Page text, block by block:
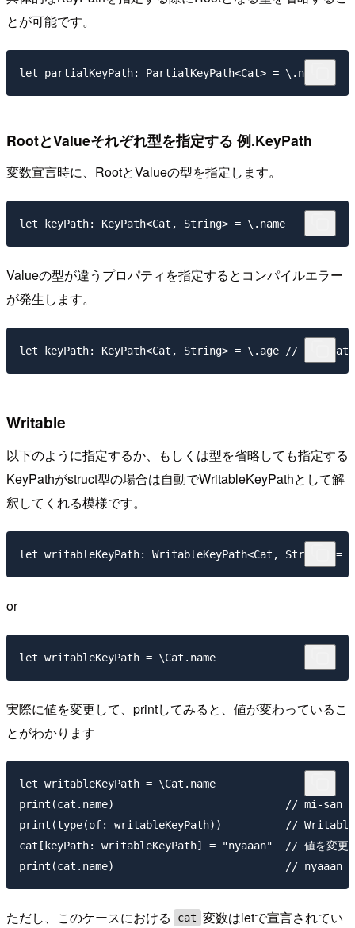
とが可能です。
RootとValueそれぞれ型を指定する 例.KeyPath
変数宣言時に、RootとValueの型を指定します。
Valueの型が違うプロパティを指定するとコンパイルエラー
が発生します。
Writable
以下のように指定するか、もしくは型を省略しても指定する
KeyPathがstruct型の場合は自動でWritableKeyPathとして解
釈してくれる模様です。
or
実際に値を変更して、printしてみると、値が変わっているこ
とがわかります
let writableKeyPath = \Cat.name
print(cat.name)                           // mi-san
print(type(of: writableKeyPath))          //
cat[keyPath: writableKeyPath] = "nyaaan"  // 値を変更
ただし、このケースにおける cat 変数はletで宣言されてい